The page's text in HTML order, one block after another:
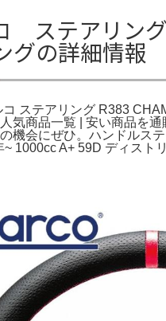
ステアリン
グの詳細情報
ステアリング R383
気商品一覧 | 安い商品を
機会にぜひ。ハンドルス
~ 1000cc A+ 59D ディス